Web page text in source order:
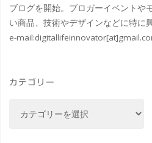
や
ガ
マ、
ブログを開始。ブロガーイベントや
い商品、技術やデザインなどに特に
e-mail:
カテゴリー